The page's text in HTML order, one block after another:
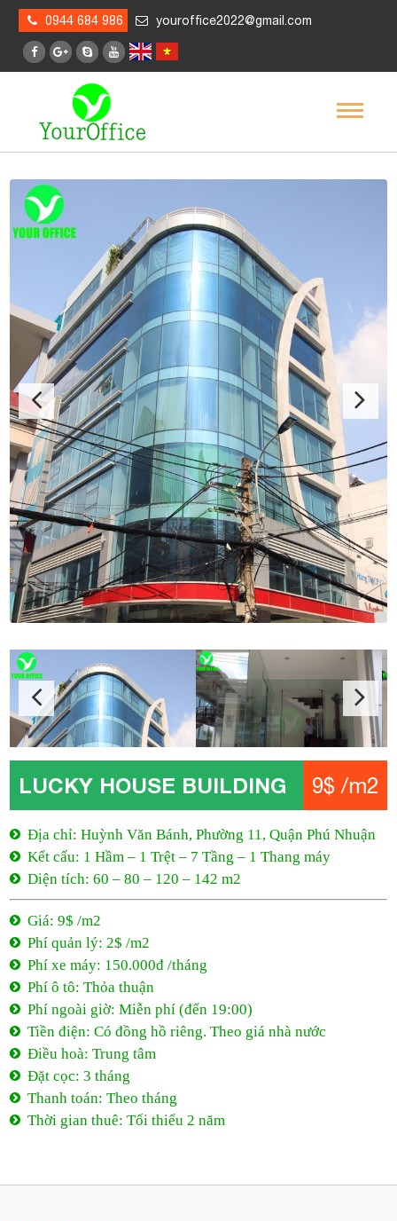
0944 684 986 youroffice2022@gmail.com
LUCKY HOUSE BUILDING 9$ /m2
Địa chỉ: Huỳnh Văn Bánh, Phường 11, Quận Phú Nhuận
Kết cấu: 1 Hầm – 1 Trệt – 7 Tầng – 1 Thang máy
Diện tích: 60 – 80 – 120 – 142 m2
Giá: 9$ /m2
Phí quản lý: 2$ /m2
Phí xe máy: 150.000đ /tháng
Phí ô tô: Thỏa thuận
Phí ngoài giờ: Miễn phí (đến 19:00)
Tiền điện: Có đồng hồ riêng. Theo giá nhà nước
Điều hoà: Trung tâm
Đặt cọc: 3 tháng
Thanh toán: Theo tháng
Thời gian thuê: Tối thiểu 2 năm
9$ /m2- Huỳnh Văn Bánh
Huỳnh Văn Bánh, Phường 11, Quận Phú Nhuận
Tối thiểu 2 năm
0944 684 986